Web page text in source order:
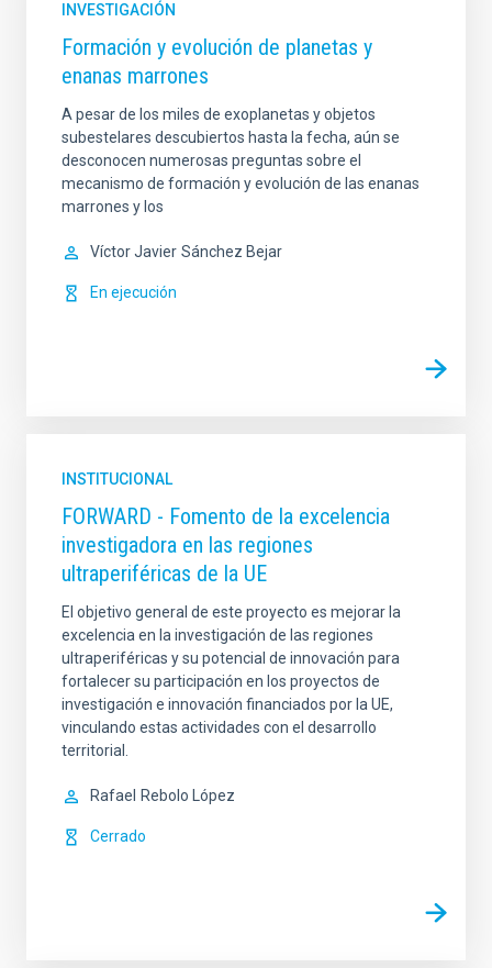
INVESTIGACIÓN
Formación y evolución de planetas y
enanas marrones
A pesar de los miles de exoplanetas y objetos
subestelares descubiertos hasta la fecha, aún se
desconocen numerosas preguntas sobre el
mecanismo de formación y evolución de las enanas
marrones y los
Víctor Javier Sánchez Bejar
En ejecución
INSTITUCIONAL
FORWARD - Fomento de la excelencia
investigadora en las regiones
ultraperiféricas de la UE
El objetivo general de este proyecto es mejorar la
excelencia en la investigación de las regiones
ultraperiféricas y su potencial de innovación para
fortalecer su participación en los proyectos de
investigación e innovación financiados por la UE,
vinculando estas actividades con el desarrollo
territorial.
Rafael Rebolo López
Cerrado